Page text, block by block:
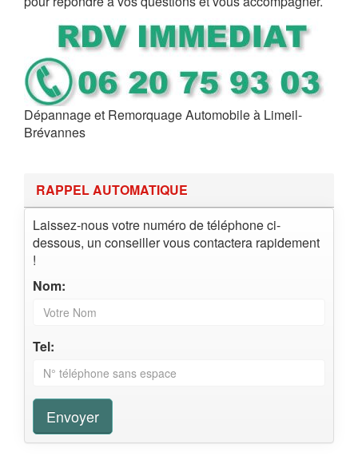
Dépannage et Remorquage Automobile à Limeil-
Brévannes
RAPPEL AUTOMATIQUE
Laissez-nous votre numéro de téléphone ci-
dessous, un conseiller vous contactera rapidement
!
Nom:
Tel:
Envoyer